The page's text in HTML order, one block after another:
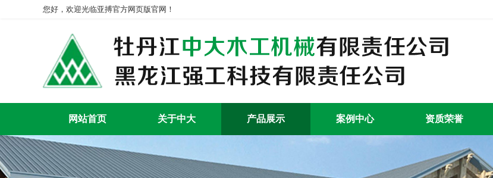
您好，欢迎光临亚搏官方网页版官网！
网站首页 关于中大 产品展示 案例中心 资质荣誉